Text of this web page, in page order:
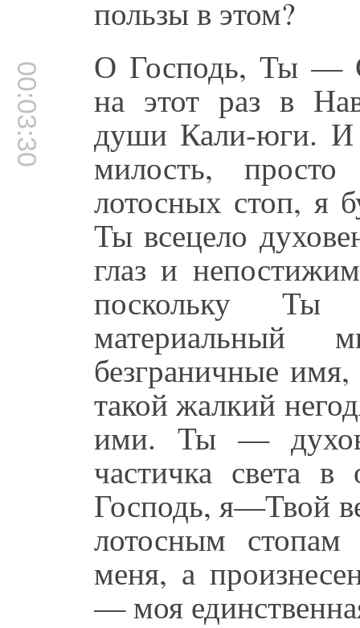
пользы в этом?
00:03:30 О Господь, Ты —
на этот раз в
души Кали-юги.
милость,
лотосных стоп, я
Ты всецело
глаз и
поскольку Ты
безграничные
такой жалкий
ими. Ты —
частичка света
Господь, я—Твой
лотосным
меня, а
— моя